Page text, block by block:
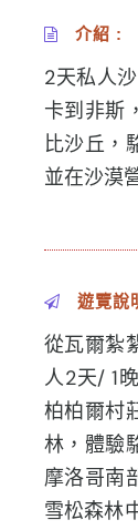
介紹 :
2天私人
卡到非斯，
比沙丘，
並在沙漠
遊覽說
從瓦爾紮
人2天/ 1
柏柏爾村
林， 體驗
摩洛哥南
雪松森林